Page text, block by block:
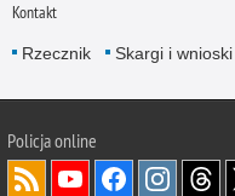
Kontakt
Rzecznik Skargi i wnioski
Policjaonline